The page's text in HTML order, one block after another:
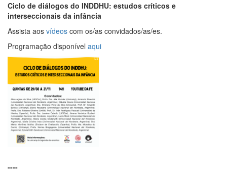
Ciclo de diálogos do INDDHU: estudos críticos e
interseccionais da infância
Assista aos vídeos com os/as convidados/as/es.
Programação disponível aqui
----